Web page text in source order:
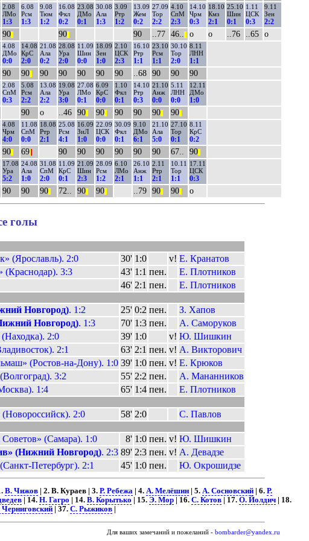
2.08
ЛМо
1:3
6.08
Рсм
1:3
9.08
Тюм
1:2
16.08
Фкл
0:2
23.08
ДМо
0:1
30.08
Ала
1:3
3.09
Ртр
1:2
13.09
Жем
0:2
27.09
Тор
2:2
4.10
СпМ
2:3
14.10
Чрм
0:3
18.10
Кмз
2:1
25.10
Шин
0:1
1.11
ЦСК
0:3
9.11
Зен
2:2
90 90 90 ..77 46.. о о ..76 ..65 о
4.08
ДМо
0:0
14.08
КрС
2:0
21.08
Ала
0:2
28.08
Ура
2:0
11.09
Шин
0:0
18.09
Зен
1:0
2.10
ЦСК
2:3
16.10
Ртр
1:1
23.10
Рсм
1:1
30.10
Тор
2:0
8.11
ЛНН
1:1
90 90 90 90 90 90 90 ..68 90 90 90
2.08
СпМ
0:3
5.08
Рсм
2:2
13.08
Ала
2:2
19.08
Ура
3:0
27.08
ЛМо
0:1
6.09
КрС
0:0
1.10
Фкл
0:1
14.10
Ртр
0:3
21.10
Анж
0:0
5.11
ЛНН
0:0
12.11
ДМо
1:0
90 о ..46 90 90 90 90 90 90
4.08
Чрм
4:0
11.08
СпМ
0:0
18.08
Ртр
2:1
25.08
Рсм
4:1
16.09
ЗиЛ
1:0
22.09
ЦСК
0:0
30.09
Фкл
0:1
9.10
ДМо
6:1
21.10
Ала
5:0
27.10
Тор
0:1
8.11
КрС
0:2
90 69 90 90 90 90 90 90 67.. 90
17.08
Ура
5:2
24.08
Ала
1:0
31.08
СпМ
2:0
11.09
КрС
0:1
21.09
Шин
2:3
28.09
Рсм
1:2
6.10
ЛМо
2:1
26.10
Анж
1:1
2.11
Ртр
2:1
10.11
Тор
1:1
17.11
ЦСК
0:3
90 90 90 72.. 90 90 ..79 90 90 о
голы
(Ярославль). 2:0 30' 1:0 v! Е. Кранатов
(Краснодар). 3:3 43' 1:1 пен.
Е. Плотников
46' 2:1 пен. Е. Плотников
Новгород). 1:2 25' 0:2 пен.
З. Хапов
Новгород). 1:3 70' 1:3 пен.
А. Саморуков
2:0 39' 1:0 v! Ю. Шишкин
2:1 63' 2:1 пен. v! А. Викторович
(Ростов-на-Дону). 1:0 39' 1:0 пен. v! Е. Крюков
3:2 55' 2:2 пен.
А. Мананников
1:4 65' 1:4 пен. Е. Плотников
2:0 58' 2:0 С. Павлов
(Самара). 1:0 8' 1:0 пен. v! Ю. Шишкин
(Нижний Новгород). 2:3 89' 2:3 пен. v! А. Девадзе
Петербург). 2:1 45' 1:0 пен. Ю. Окрошидзе
В. Чижов| 2. В. Кураев | 3. Р. Ребежа| 4. А. Мелёшин| 5. А. Сосновский| 6. Р.
| 14. Н. Гагро | 14. В. Корытько | 15. Э. Мор| 16. С. Котов| 17. О. Йолдич| 18.
| 37. С. Рыжиков|
Для ваших замечаний и пожеланий - bombarder@yandex.ru